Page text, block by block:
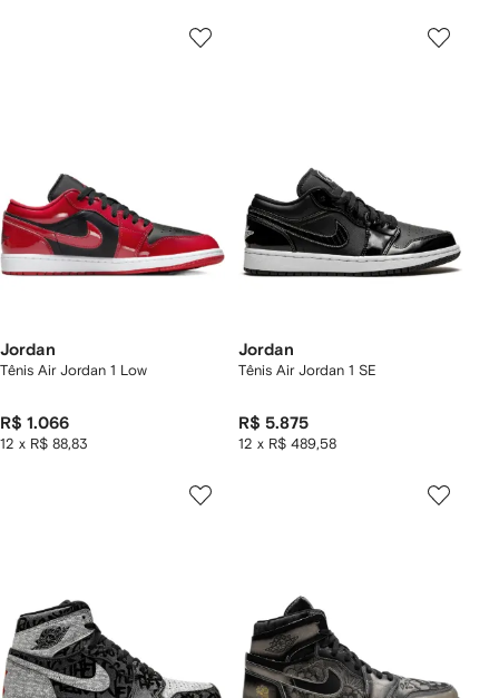
Jordan
Tênis Air Jordan 1 Low
R$ 1.066
12 x R$ 88,83
Jordan
Tênis Air Jordan 1 SE
R$ 5.875
12 x R$ 489,58